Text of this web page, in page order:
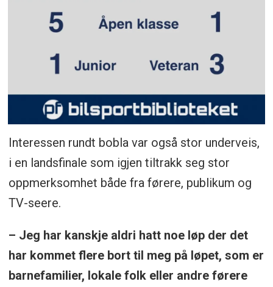
Interessen rundt bobla var også stor underveis,
i en landsfinale som igjen tiltrakk seg stor
oppmerksomhet både fra førere, publikum og
TV-seere.
– Jeg har kanskje aldri hatt noe løp der det
har kommet flere bort til meg på løpet, som er
barnefamilier, lokale folk eller andre førere